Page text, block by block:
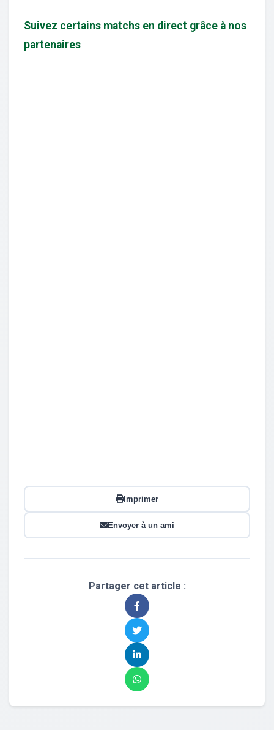
Suivez certains matchs en direct grâce à nos
partenaires
Imprimer
Envoyer à un ami
Partager cet article :